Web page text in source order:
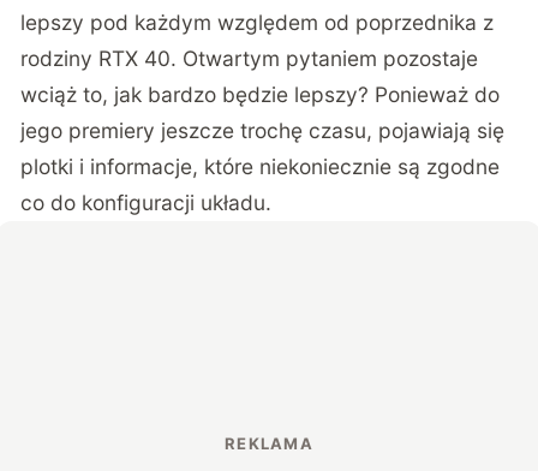
lepszy pod każdym względem od poprzednika z
rodziny RTX 40. Otwartym pytaniem pozostaje
wciąż to, jak bardzo będzie lepszy? Ponieważ do
jego premiery jeszcze trochę czasu, pojawiają się
plotki i informacje, które niekoniecznie są zgodne
co do konfiguracji układu.